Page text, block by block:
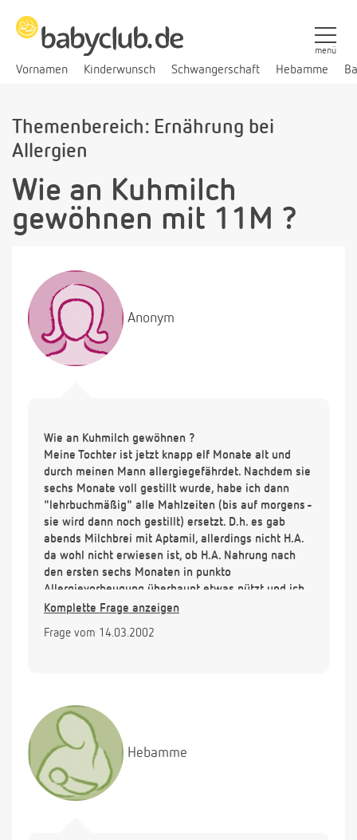
Vornamen Kinderwunsch Schwangerschaft Hebamme
menü
Themenbereich: Ernährung bei
Allergien
Wie an Kuhmilch
gewöhnen mit 11M ?
Anonym
Wie an Kuhmilch gewöhnen ?
Meine Tochter ist jetzt knapp elf Monate alt und
durch meinen Mann allergiegefährdet. Nachdem sie
sechs Monate voll gestillt wurde, habe ich dann
"lehrbuchmäßig" alle Mahlzeiten (bis auf morgens -
sie wird dann noch gestillt) ersetzt. D.h. es gab
abends Milchbrei mit Aptamil, allerdings nicht H.A.
da wohl nicht erwiesen ist, ob H.A. Nahrung nach
den ersten sechs Monaten in punkto
Allergievorbeugung überhaupt etwas nützt und ich
befürchtet habe, daß sie HA-Brei w/des bitteren
noch nie Reaktionen auf irgendwelche Lebensmittel
Säuglingsmilch schrittweise durch Kuhmilch beim
Brei ersetzen soll und daß Kinder auch erstmal nur
zwei- bis dreimal die Woche Milch bekommen
sollen. Außerdem wird ja auch die Meinung
vertreten, daß man erst Joghurt oder Käse geben
soll, weil vergorene Milchprodukte besser vertragen
Komplette Frage anzeigen
Frage vom 14.03.2002
Hebamme